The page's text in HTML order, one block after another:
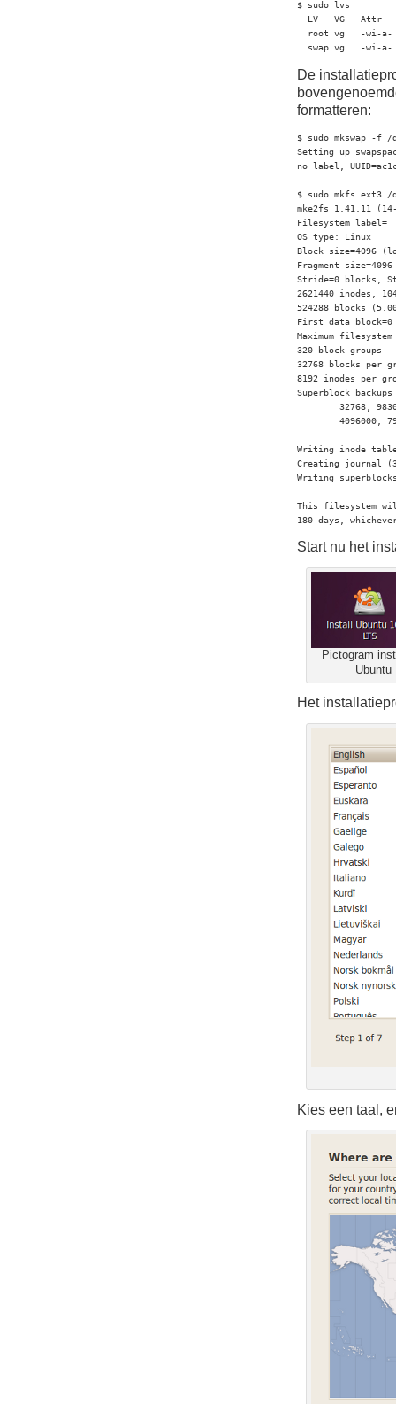
$ sudo lvs
LV   VG   Attr
root vg   -wi-a-
swap vg   -wi-a-
De
formatteren:
$ sudo mkswap -f /
Setting up
no label,
$ sudo mkfs.ext3 /
mke2fs 1.41.11
Filesystem label=
OS type: Linux
Block size=4096
Fragment
Stride=0 blocks,
2621440 inodes,
524288 blocks
First data block=0
Maximum filesystem
320 block groups
32768 blocks per
8192 inodes per
Superblock
32768,
4096000,
Writing inode
Creating journal
Writing
This filesystem
180 days,
Start nu het
Pictogram
Ubuntu
Het
Kies een taal,